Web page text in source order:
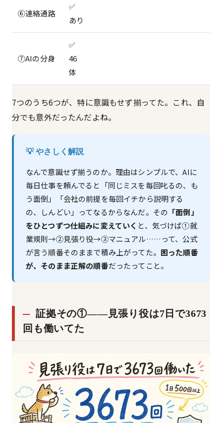
⑥連絡通路
✅
あり
⑦AIの分身
✅
46
体
7つのうち6つが、特に意識もせず揃ってた。これ、自
分でも意外だったんだよね。
💡 やさしく解説
なんで意識せず揃うのか。理由はシンプルで、AIに
毎日仕事を頼んでると「同じミスを毎回叱るの、も
う面倒」「会社の前提を毎回イチから説明する
の、しんどい」ってなるからなんだ。その 「面倒」
をひとつずつ仕組みに変えていく と、気づけば①就
業規則→②見張り役→③マニュアル……って、公式
が言う順番そのままで積み上がってた。 困った順番
が、そのまま正解の順番だったってこと。
証拠その①——見張り役は7日で3673
回も働いてた